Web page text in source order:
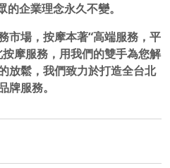
企業理念永久不變。
市場，按摩本著“高端服務，平
摩服務，用我們的雙手為您解
放鬆，我們致力於打造全台北
牌服務。